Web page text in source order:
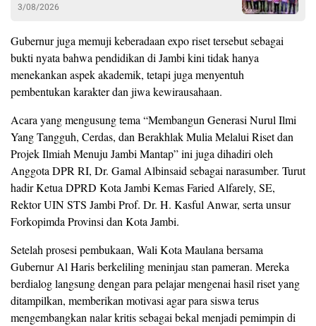
3/08/2026
​Gubernur juga memuji keberadaan expo riset tersebut sebagai
bukti nyata bahwa pendidikan di Jambi kini tidak hanya
menekankan aspek akademik, tetapi juga menyentuh
pembentukan karakter dan jiwa kewirausahaan.
Acara yang mengusung tema “Membangun Generasi Nurul Ilmi
Yang Tangguh, Cerdas, dan Berakhlak Mulia Melalui Riset dan
Projek Ilmiah Menuju Jambi Mantap” ini juga dihadiri oleh
Anggota DPR RI, Dr. Gamal Albinsaid sebagai narasumber. Turut
hadir Ketua DPRD Kota Jambi Kemas Faried Alfarely, SE,
Rektor UIN STS Jambi Prof. Dr. H. Kasful Anwar, serta unsur
Forkopimda Provinsi dan Kota Jambi.
Setelah prosesi pembukaan, Wali Kota Maulana bersama
Gubernur Al Haris berkeliling meninjau stan pameran. Mereka
berdialog langsung dengan para pelajar mengenai hasil riset yang
ditampilkan, memberikan motivasi agar para siswa terus
mengembangkan nalar kritis sebagai bekal menjadi pemimpin di